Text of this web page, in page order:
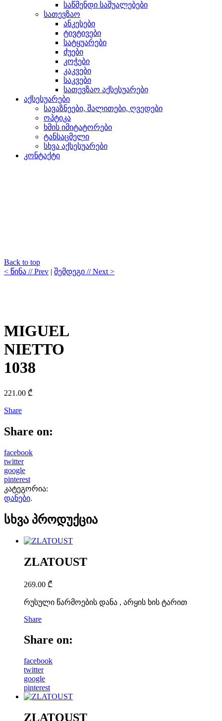
საწმენდი საშუალებები
სათევზაო
ანკესები
ტივტივები
სატყუარები
ძუები
კოჭები
კაკვები
საკვები
სათევზაო აქსესუარები
აქსესუარები
სავაზნეები, შალითები, ღვედები
ოპტიკა
ხმის იმიტატორები
ტანსაცმელი
სხვა აქსესუარები
კონტაქტი
Back to top
< წინა // Prev | შემდეგი // Next >
MIGUEL
NIETTO
1038
221.00 ₾
Share
Share on:
facebook
twitter
google
pinterest
კატეგორია:
დანები.
სხვა პროდუქცია
ZLATOUST
269.00 ₾
რუსული წარმოების დანა , არყის ხის ტარით
Share
Share on:
facebook
twitter
google
pinterest
ZLATOUST